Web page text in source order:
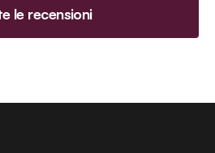
le recensioni